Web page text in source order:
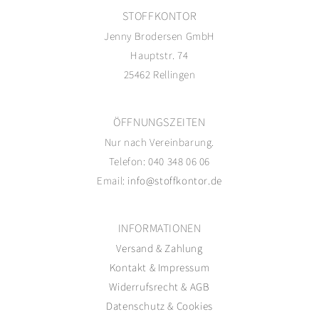
STOFFKONTOR
Jenny Brodersen GmbH
Hauptstr. 74
25462 Rellingen
ÖFFNUNGSZEITEN
Nur nach Vereinbarung.
Telefon: 040 348 06 06
Email: info@stoffkontor.de
INFORMATIONEN
Versand & Zahlung
Kontakt & Impressum
Widerrufsrecht & AGB
Datenschutz & Cookies